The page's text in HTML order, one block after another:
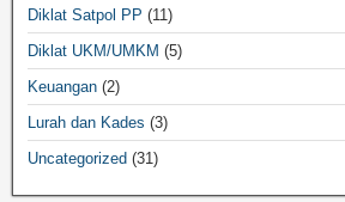
Diklat Satpol PP (11)
Diklat UKM/UMKM (5)
Keuangan (2)
Lurah dan Kades (3)
Uncategorized (31)